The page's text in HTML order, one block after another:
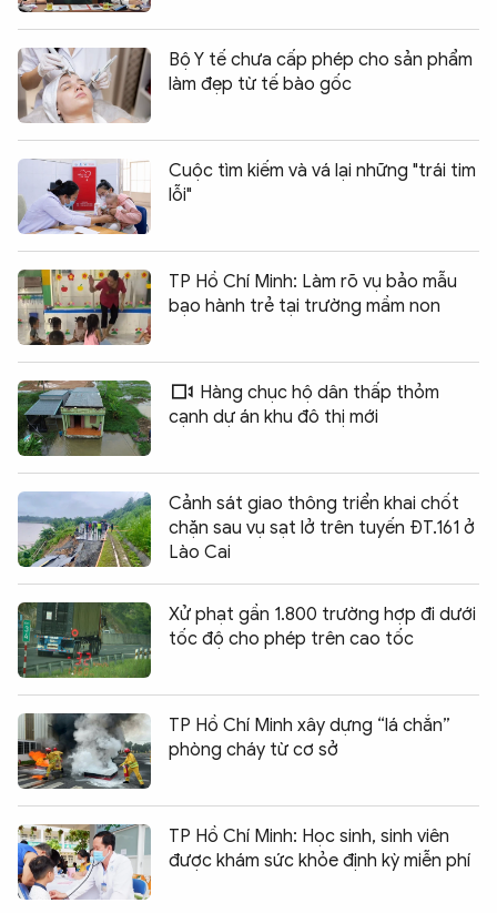
Bộ Y tế chưa cấp phép cho sản phẩm
làm đẹp từ tế bào gốc
Cuộc tìm kiếm và vá lại những "trái tim
lỗi"
TP Hồ Chí Minh: Làm rõ vụ bảo mẫu
bạo hành trẻ tại trường mầm non
Hàng chục hộ dân thấp thỏm
cạnh dự án khu đô thị mới
Cảnh sát giao thông triển khai chốt
chặn sau vụ sạt lở trên tuyến ĐT.161 ở
Lào Cai
Xử phạt gần 1.800 trường hợp đi dưới
tốc độ cho phép trên cao tốc
TP Hồ Chí Minh xây dựng “lá chắn”
phòng cháy từ cơ sở
TP Hồ Chí Minh: Học sinh, sinh viên
được khám sức khỏe định kỳ miễn phí